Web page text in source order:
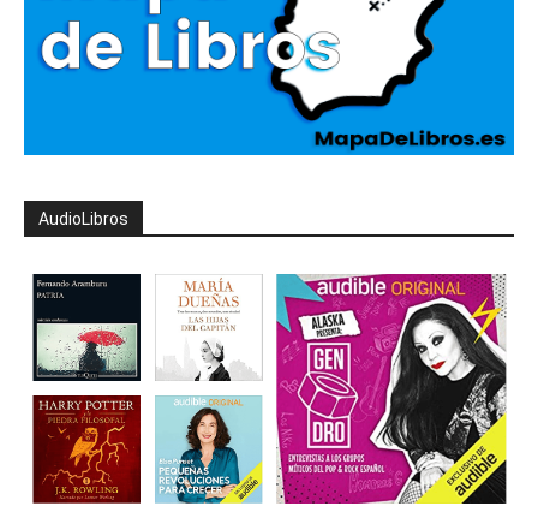
AudioLibros